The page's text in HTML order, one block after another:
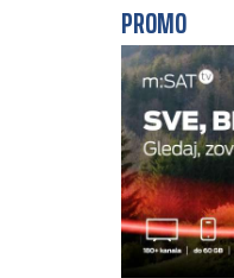
PROMO